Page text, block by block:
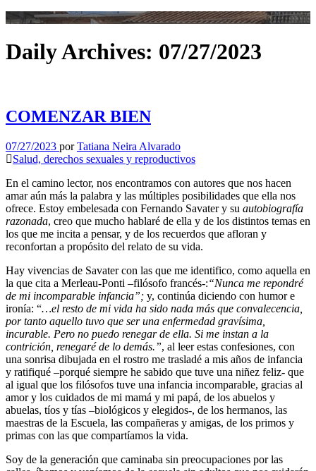
Daily Archives: 07/27/2023
COMENZAR BIEN
07/27/2023 porTatiana Neira Alvarado
Salud, derechos sexuales y reproductivos
En el camino lector, nos encontramos con autores que nos hacen
amar aún más la palabra y las múltiples posibilidades que ella nos
ofrece. Estoy embelesada con Fernando Savater y su autobiografía
razonada, creo que mucho hablaré de ella y de los distintos temas en
los que me incita a pensar, y de los recuerdos que afloran y
reconfortan a propósito del relato de su vida.
Hay vivencias de Savater con las que me identifico, como aquella en
la que cita a Merleau-Ponti –filósofo francés-:“Nunca me repondré
de mi incomparable infancia”; y, continúa diciendo con humor e
ironía: “…el resto de mi vida ha sido nada más que convalecencia,
por tanto aquello tuvo que ser una enfermedad gravísima,
incurable. Pero no puedo renegar de ella. Si me instan a la
contrición, renegaré de lo demás.”, al leer estas confesiones, con
una sonrisa dibujada en el rostro me trasladé a mis años de infancia
y ratifiqué –porqué siempre he sabido que tuve una niñez feliz- que
al igual que los filósofos tuve una infancia incomparable, gracias al
amor y los cuidados de mi mamá y mi papá, de los abuelos y
abuelas, tíos y tías –biológicos y elegidos-, de los hermanos, las
maestras de la Escuela, las compañeras y amigas, de los primos y
primas con las que compartíamos la vida.
Soy de la generación que caminaba sin preocupaciones por las